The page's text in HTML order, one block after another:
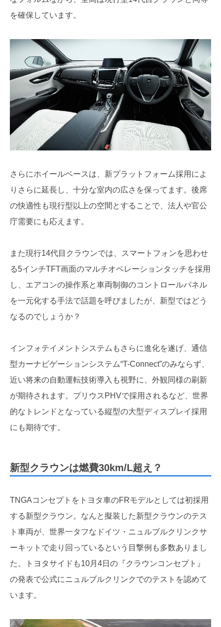
を確保しています。
さらにホイールベースは、新プラットフォーム採用によ
りさらに延長し、十分な室内の広さを保ってます。後席
の快適性も現行型以上の空間とすることで、法人や官公
庁需要にも応えます。
また現行14代目クラウンでは、スマートフォンを思わせ
る5インチTFT画面のマルチオペレーションタッチを採用
し、エアコンの操作系と車両制御のコントロールパネル
を一元化する手法で話題を呼びましたが、新型ではどう
なるのでしょうか？
インフォテイメントシステムもさらに進化を遂げ、通信
型カーナビゲーションシステム“T-Connect”のみならず、
近い将来の自動運転技術導入も視野に、外観同様の刷新
が期待されます。プリウスPHVで採用されるなど、世界
的なトレンドとなっている縦型の大型ディスプレイ採用
にも期待です。
新型クラウンは燃費30km/L超え？
TNGAコンセプトをトヨタ車のFRモデルとしては初採用
する新型クラウン。なんと擬装した新型クラウンのテス
ト車両が、世界一タフなドイツ・ニュルブルクリンクサ
ーキットで走り回っているという目撃例も多数ありまし
た。トヨタサイドも10月4日の『クラウンコンセプト』
の発表で公式にニュルブルクリンクでのテストを認めて
います。